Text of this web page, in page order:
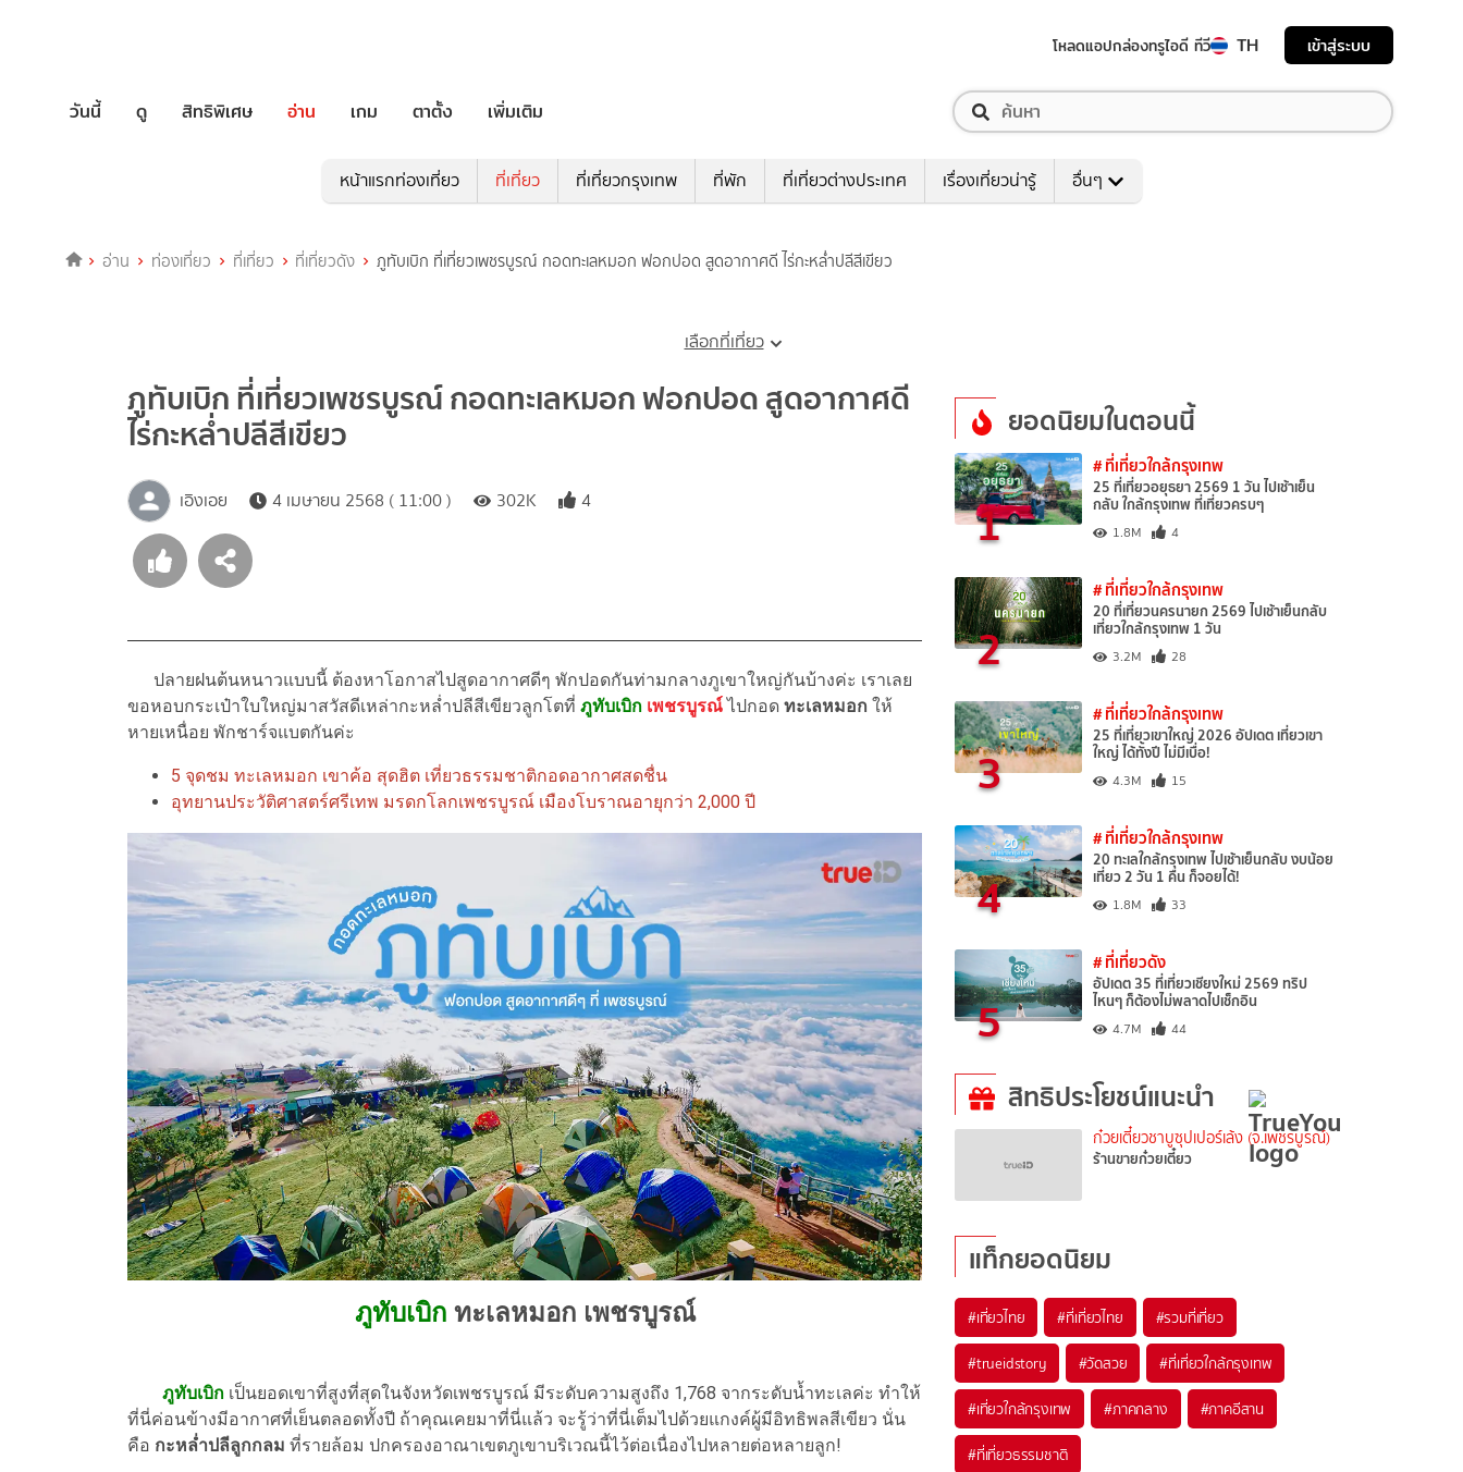
โหลดแอปกล่องทรูไอดี ทีวี TH เข้าสู่ระบบ
วันนี้ ดู สิทธิพิเศษ อ่าน เกม ตาตั้ง เพิ่มเติม
หน้าแรกท่องเที่ยว ที่เที่ยว ที่เที่ยวกรุงเทพ ที่พัก ที่เที่ยวต่างประเทศ เรื่องเที่ยวน่ารู้ อื่นๆ
อ่าน ท่องเที่ยว ที่เที่ยว ที่เที่ยวดัง ภูทับเบิก ที่เที่ยวเพชรบูรณ์ กอดทะเลหมอก ฟอกปอด สูดอากาศดี ไร่กะหล่ำปลีสีเขียว
เลือกที่เที่ยว
ภูทับเบิก ที่เที่ยวเพชรบูรณ์ กอดทะเลหมอก ฟอกปอด สูดอากาศดี
ไร่กะหล่ำปลีสีเขียว
เอิงเอย 4 เมษายน 2568 ( 11:00 ) 302K 4
ปลายฝนต้นหนาวแบบนี้ ต้องหาโอกาสไปสูดอากาศดีๆ พักปอดกันท่ามกลางภูเขาใหญ่กันบ้างค่ะ เราเลย
ขอหอบกระเป๋าใบใหญ่มาสวัสดีเหล่ากะหล่ำปลีสีเขียวลูกโตที่ ภูทับเบิก เพชรบูรณ์ ไปกอด ทะเลหมอก ให้
หายเหนื่อย พักชาร์จแบตกันค่ะ
5 จุดชม ทะเลหมอก เขาค้อ สุดฮิต เที่ยวธรรมชาติกอดอากาศสดชื่น
อุทยานประวัติศาสตร์ศรีเทพ มรดกโลกเพชรบูรณ์ เมืองโบราณอายุกว่า 2,000 ปี
ภูทับเบิก ทะเลหมอก เพชรบูรณ์
ภูทับเบิก เป็นยอดเขาที่สูงที่สุดในจังหวัดเพชรบูรณ์ มีระดับความสูงถึง 1,768 จากระดับน้ำทะเลค่ะ ทำให้
ที่นี่ค่อนข้างมีอากาศที่เย็นตลอดทั้งปี ถ้าคุณเคยมาที่นี่แล้ว จะรู้ว่าที่นี่เต็มไปด้วยแกงค์ผู้มีอิทธิพลสีเขียว นั่น
คือ กะหล่ำปลีลูกกลม ที่รายล้อม ปกครองอาณาเขตภูเขาบริเวณนี้ไว้ต่อเนื่องไปหลายต่อหลายลูก!
ยอดนิยมในตอนนี้
1
# ที่เที่ยวใกล้กรุงเทพ
25 ที่เที่ยวอยุธยา 2569 1 วัน ไปเช้าเย็น
กลับ ใกล้กรุงเทพ ที่เที่ยวครบๆ
1.8M 4
2
# ที่เที่ยวใกล้กรุงเทพ
20 ที่เที่ยวนครนายก 2569 ไปเช้าเย็นกลับ
เที่ยวใกล้กรุงเทพ 1 วัน
3.2M 28
3
# ที่เที่ยวใกล้กรุงเทพ
25 ที่เที่ยวเขาใหญ่ 2026 อัปเดต เที่ยวเขา
ใหญ่ ได้ทั้งปี ไม่มีเบื่อ!
4.3M 15
4
# ที่เที่ยวใกล้กรุงเทพ
20 ทะเลใกล้กรุงเทพ ไปเช้าเย็นกลับ งบน้อย
เที่ยว 2 วัน 1 คืน ก็จอยได้!
1.8M 33
5
# ที่เที่ยวดัง
อัปเดต 35 ที่เที่ยวเชียงใหม่ 2569 ทริป
ไหนๆ ก็ต้องไม่พลาดไปเช็กอิน
4.7M 44
สิทธิประโยชน์แนะนำ
ก๋วยเตี๋ยวชาบูซุปเปอร์เล้ง (จ.เพชรบูรณ์)
ร้านขายก๋วยเตี๋ยว
แท็กยอดนิยม
#เที่ยวไทย #ที่เที่ยวไทย #รวมที่เที่ยว
#trueidstory #วัดสวย #ที่เที่ยวใกล้กรุงเทพ
#เที่ยวใกล้กรุงเทพ #ภาคกลาง #ภาคอีสาน
#ที่เที่ยวธรรมชาติ